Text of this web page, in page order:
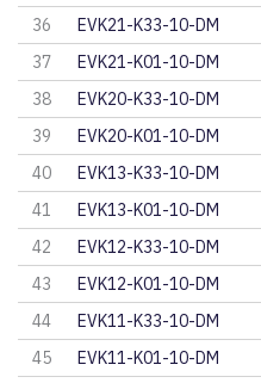
36
EVK21-K33-10-DM
37
EVK21-K01-10-DM
38
EVK20-K33-10-DM
39
EVK20-K01-10-DM
40
EVK13-K33-10-DM
41
EVK13-K01-10-DM
42
EVK12-K33-10-DM
43
EVK12-K01-10-DM
44
EVK11-K33-10-DM
45
EVK11-K01-10-DM